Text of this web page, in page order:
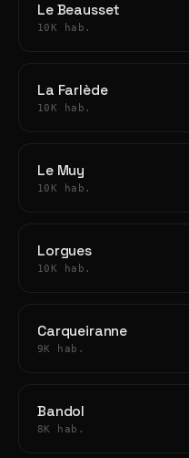
Le Beausset
10K hab.
La Farlède
10K hab.
Le Muy
10K hab.
Lorgues
10K hab.
Carqueiranne
9K hab.
Bandol
8K hab.